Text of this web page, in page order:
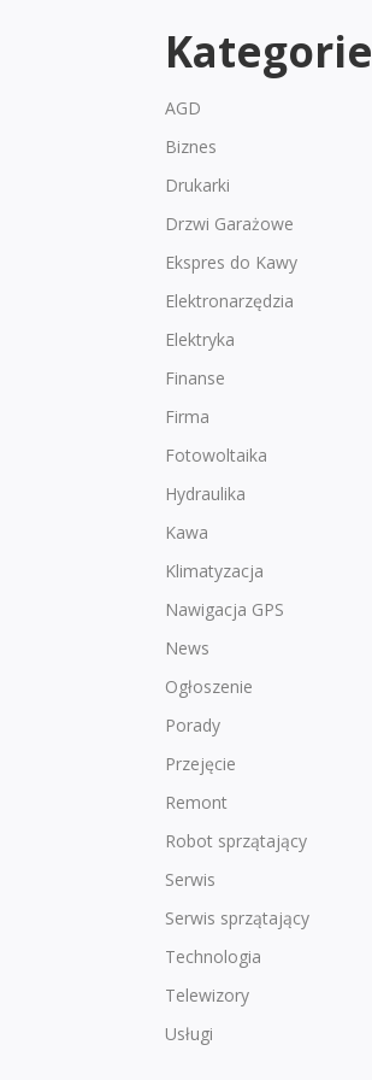
Kategorie
AGD
Biznes
Drukarki
Drzwi Garażowe
Ekspres do Kawy
Elektronarzędzia
Elektryka
Finanse
Firma
Fotowoltaika
Hydraulika
Kawa
Klimatyzacja
Nawigacja GPS
News
Ogłoszenie
Porady
Przejęcie
Remont
Robot sprzątający
Serwis
Serwis sprzątający
Technologia
Telewizory
Usługi